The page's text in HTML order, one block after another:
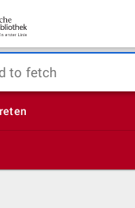
to fetch